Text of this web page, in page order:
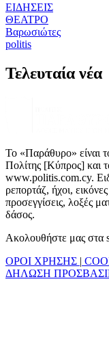
ΕΙΔΗΣΕΙΣ
ΘΕΑΤΡΟ
Βαρωσιώτες
politis
Τελευταία νέα
Το «Παράθυρο» είναι
Πολίτης [Κύπρος] και
www.politis.com.cy.
ρεπορτάζ, ήχοι,
προσεγγίσεις, λοξές
δάσος.
Ακολουθήστε μας στα
ΟΡΟΙ ΧΡΗΣΗΣ |
ΔΗΛΩΣΗ